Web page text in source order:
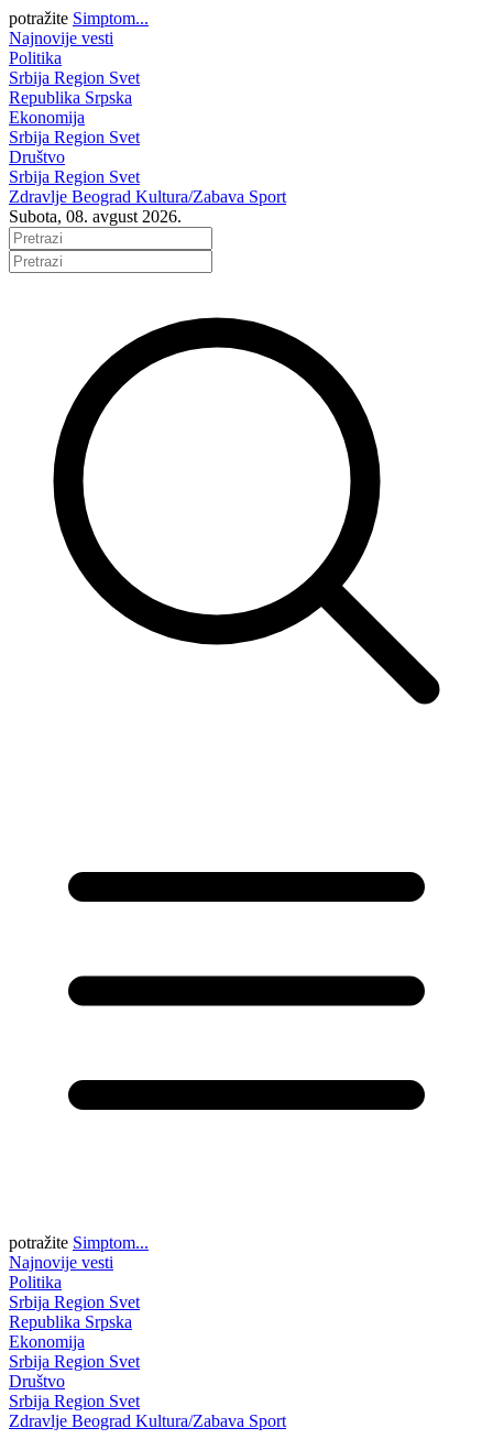
potražite Simptom...
Najnovije vesti
Politika
Srbija Region Svet
Republika Srpska
Ekonomija
Srbija Region Svet
Društvo
Srbija Region Svet
Zdravlje Beograd Kultura/Zabava Sport
Subota, 08. avgust 2026.
potražite Simptom...
Najnovije vesti
Politika
Srbija Region Svet
Republika Srpska
Ekonomija
Srbija Region Svet
Društvo
Srbija Region Svet
Zdravlje Beograd Kultura/Zabava Sport